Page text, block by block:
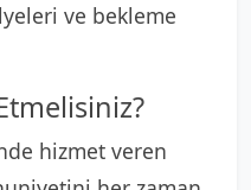
ve bekleme
hizmet veren